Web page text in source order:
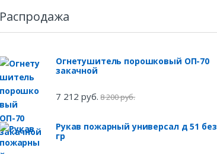
Распродажа
Огнетушитель порошковый ОП-70
закачной
7 212 руб. 8 200 руб.
Рукав пожарный универсал д 51 без
гр